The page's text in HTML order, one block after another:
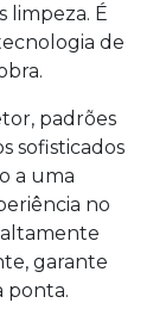
limpeza. É
de
padrões
sofisticados
a uma
no
altamente
garante
ponta.